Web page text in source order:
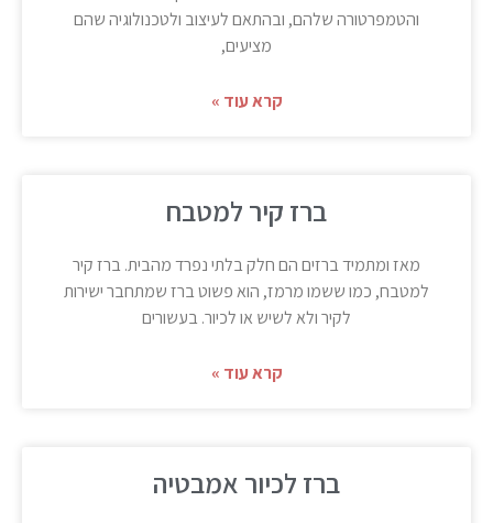
והטמפרטורה שלהם, ובהתאם לעיצוב ולטכנולוגיה שהם
מציעים,
קרא עוד »
ברז קיר למטבח
מאז ומתמיד ברזים הם חלק בלתי נפרד מהבית. ברז קיר
למטבח, כמו ששמו מרמז, הוא פשוט ברז שמתחבר ישירות
לקיר ולא לשיש או לכיור. בעשורים
קרא עוד »
ברז לכיור אמבטיה